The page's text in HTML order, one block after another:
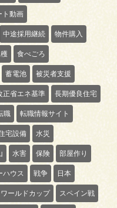
ト動画
中途採用継続 物件購入
食べごろ
蓄電池 被災者支援
正省エネ基準 長期優良住宅
職 転職情報サイト
宅設備 水災
水害 保険 部屋作り
ハウス 戦争 日本
ワールドカップ スペイン戦